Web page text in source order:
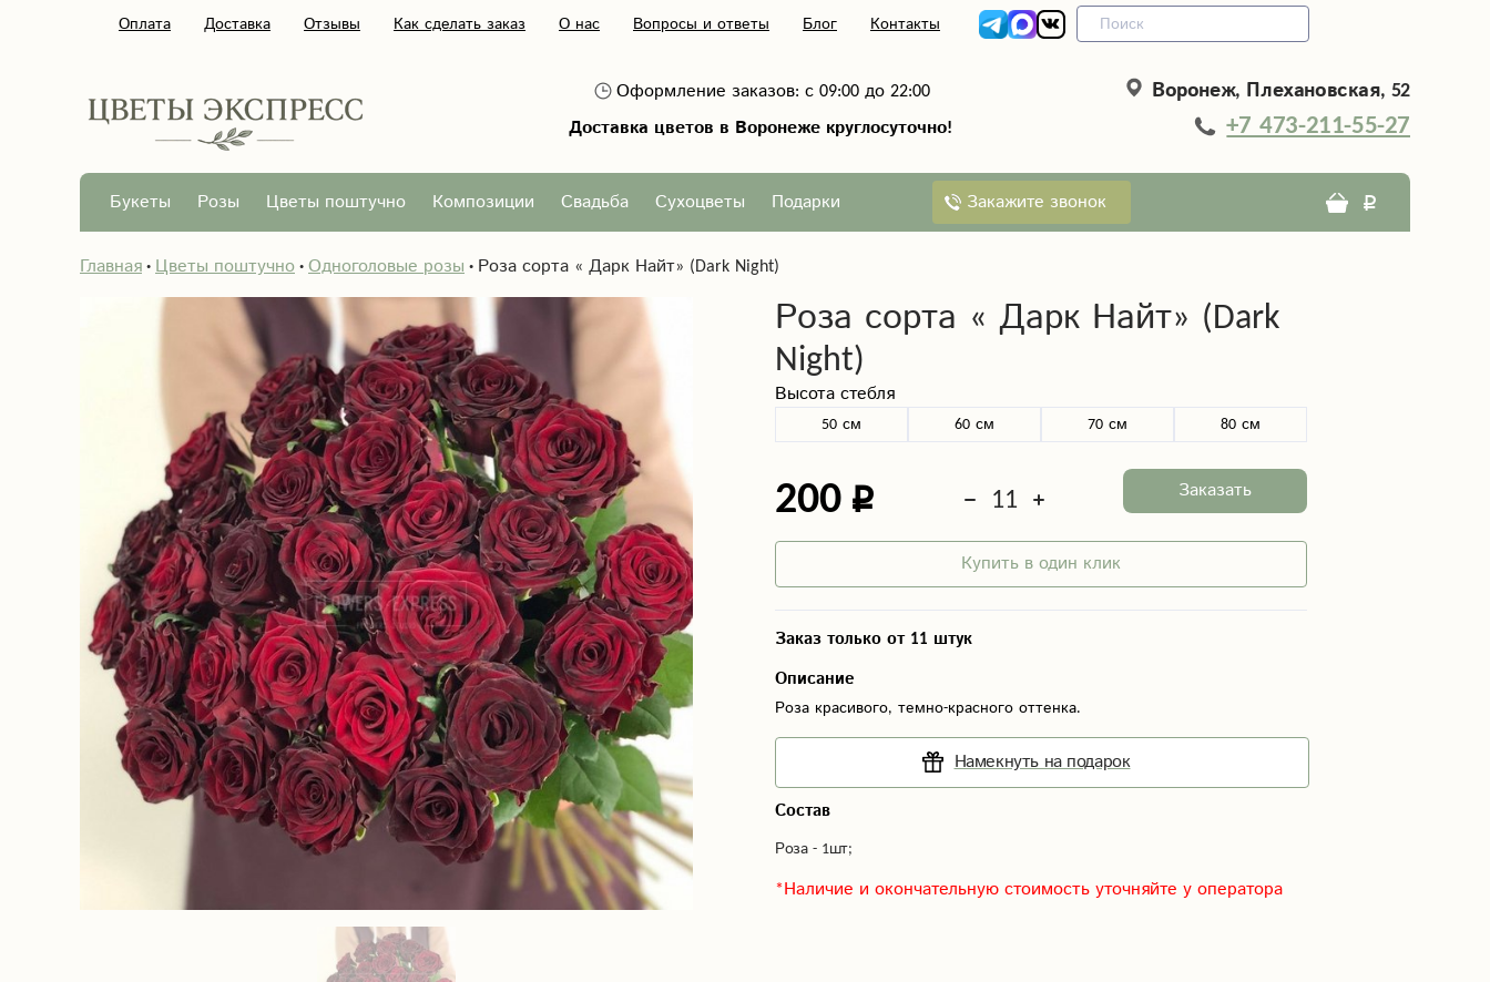
Оплата Доставка Отзывы Как сделать заказ О нас Вопросы и ответы Блог Контакты
Оформление заказов: с 09:00 до 22:00
Доставка цветов в Воронеже круглосуточно!
Воронеж, Плехановская, 52
+7 473-211-55-27
Букеты Розы Цветы поштучно Композиции Свадьба Сухоцветы Подарки Закажите звонок
Главная Цветы поштучно Одноголовые розы Роза сорта « Дарк Найт» (Dark Night)
Роза сорта « Дарк Найт» (Dark
Night)
Высота стебля
50 см 60 см 70 см 80 см
200 Заказать
Купить в один клик
Заказ только от 11 штук
Описание
Роза красивого, темно-красного оттенка.
Намекнуть на подарок
Состав
Роза - 1шт;
*Наличие и окончательную стоимость уточняйте у оператора